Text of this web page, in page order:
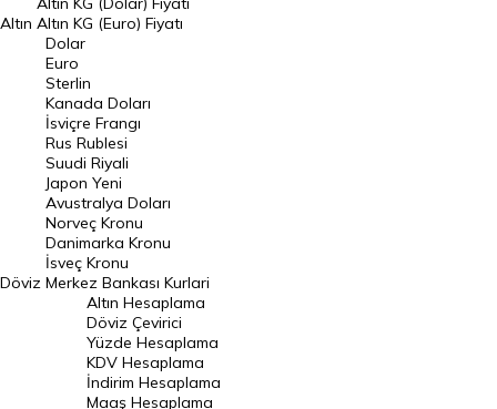
Euro Kuru
Pound Kuru
Frank Kuru
Riyal Kuru
Avustralya Doları
Danimarka Kronu Kuru
Kanada Doları Kuru
Norveç Kronu Kuru
İsveç Kronu Kuru
Japon Yeni Kuru
Serbest Piyasa Döviz Kurları
Altın Altın KG (Euro) Fiyatı
Döviz
Dolar
Euro
Sterlin
Kanada Doları
İsviçre Frangı
Rus Rublesi
Suudi Riyali
Japon Yeni
Avustralya Doları
Norveç Kronu
Danimarka Kronu
İsveç Kronu
Merkez Bankası Kurlari
Altın Hesaplama
Döviz Çevirici
Yüzde Hesaplama
KDV Hesaplama
İndirim Hesaplama
Maaş Hesaplama